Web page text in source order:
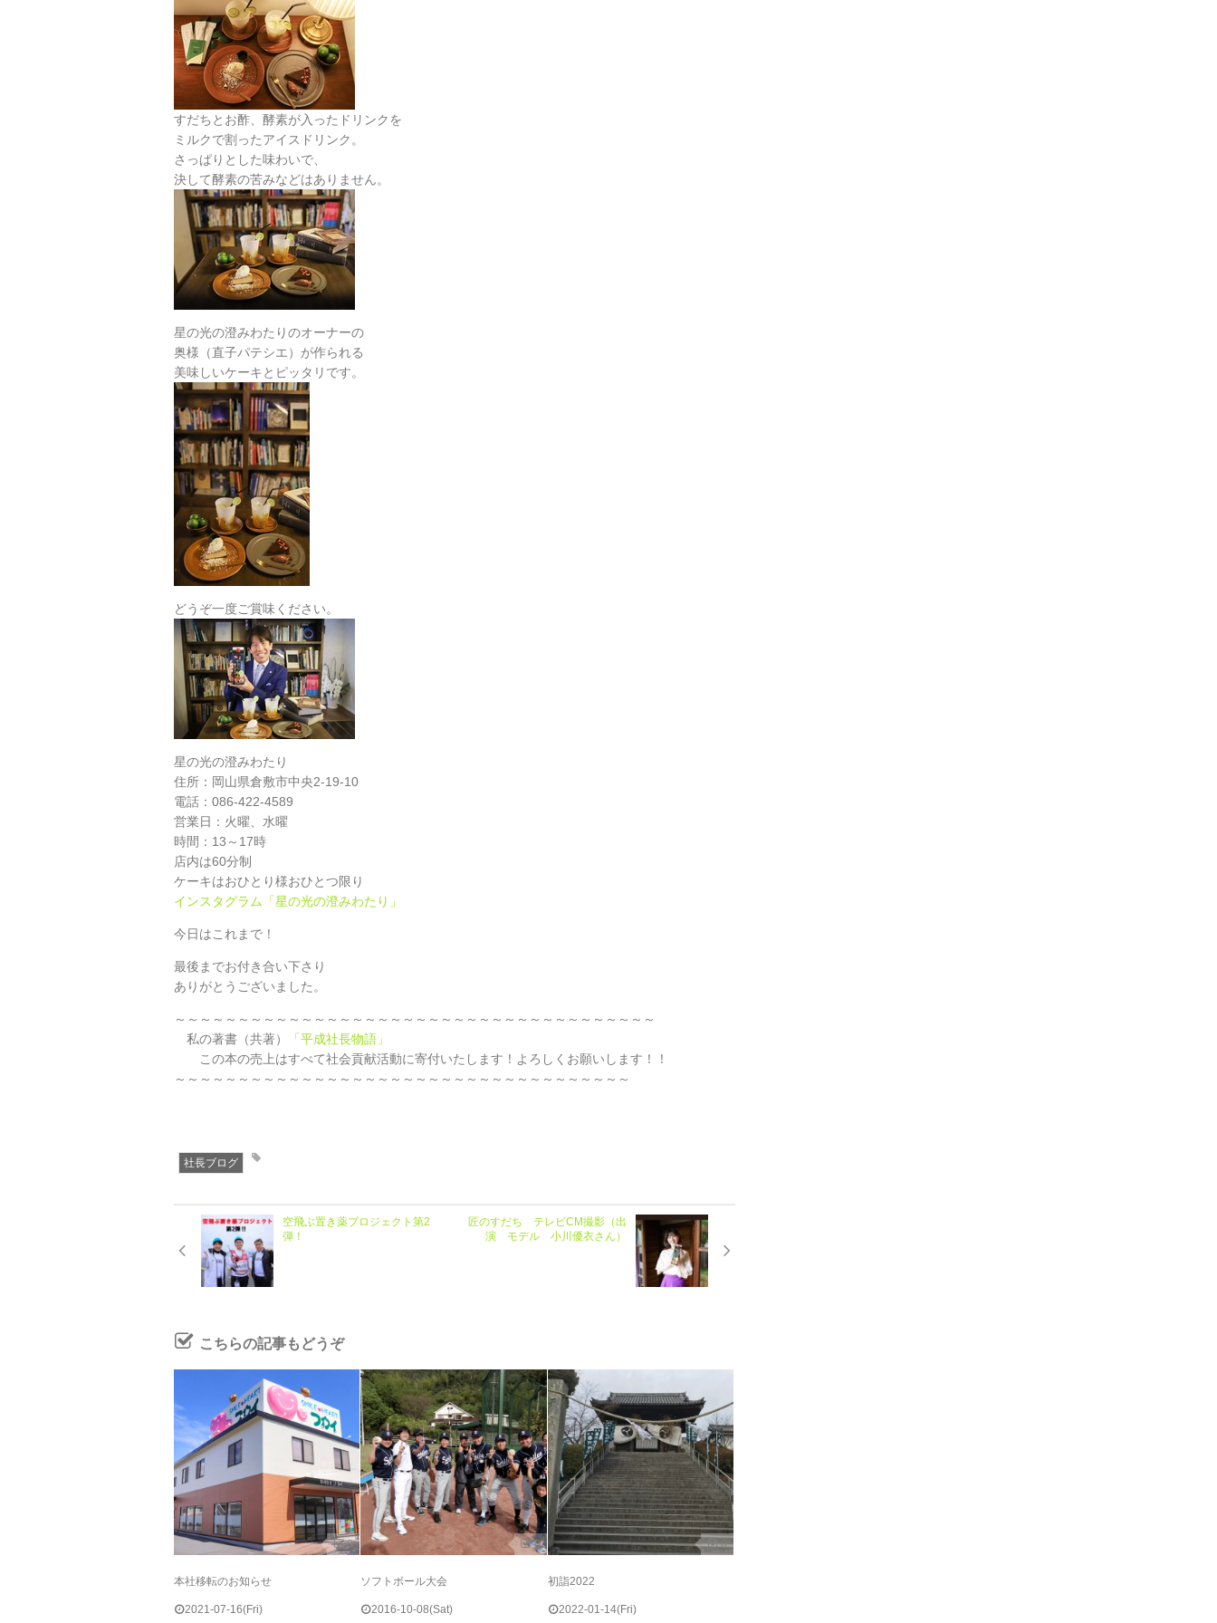
すだちとお酢、酵素が入ったドリンクを
ミルクで割ったアイスドリンク。
さっぱりとした味わいで、
決して酵素の苦みなどはありません。
星の光の澄みわたりのオーナーの
奥様（直子パテシエ）が作られる
美味しいケーキとピッタリです。
どうぞ一度ご賞味ください。
星の光の澄みわたり
住所：岡山県倉敷市中央2-19-10
電話：086-422-4589
営業日：火曜、水曜
時間：13～17時
店内は60分制
ケーキはおひとり様おひとつ限り
インスタグラム「星の光の澄みわたり」
今日はこれまで！
最後までお付き合い下さり
ありがとうございました。
～～～～～～～～～～～～～～～～～～～～～～～～～～～～～～～～～～～～～～
私の著書（共著）
「平成社長物語」
この本の売上はすべて社会貢献活動に寄付いたします！よろしくお願いします！！
～～～～～～～～～～～～～～～～～～～～～～～～～～～～～～～～～～～～
社長ブログ
空飛ぶ置き薬プロジェクト第2
弾！
匠のすだち テレビCM撮影（出
演 モデル 小川優衣さん）
こちらの記事もどうぞ
0
本社移転のお知らせ
2021-07-16(Fri)
0
ソフトボール大会
2016-10-08(Sat)
0
初詣2022
2022-01-14(Fri)